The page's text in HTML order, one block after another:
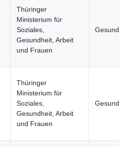
Thüringer
Ministerium für
Soziales,
Gesundheit, Arbeit
und Frauen
Thüringer
Ministerium für
Soziales,
Gesundheit, Arbeit
und Frauen